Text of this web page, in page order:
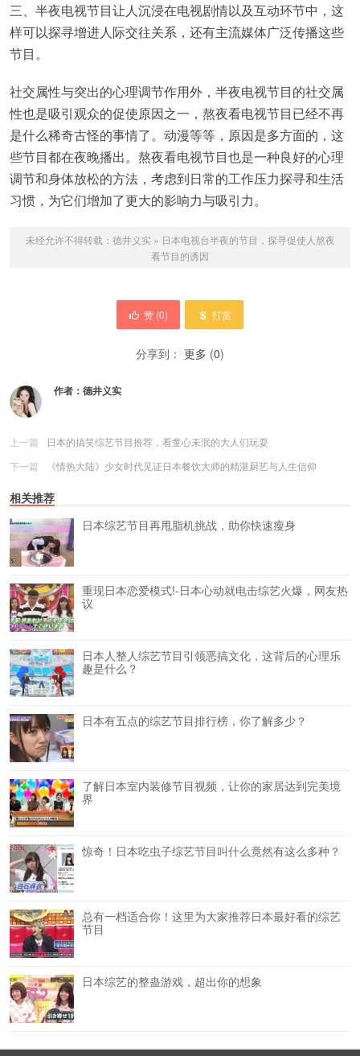
三、半夜电视节目让人沉浸在电视剧情以及互动环节中，这
样可以探寻增进人际交往关系，还有主流媒体广泛传播这些
节目。
社交属性与突出的心理调节作用外，半夜电视节目的社交属
性也是吸引观众的促使原因之一，熬夜看电视节目已经不再
是什么稀奇古怪的事情了。动漫等等，原因是多方面的，这
些节目都在夜晚播出。熬夜看电视节目也是一种良好的心理
调节和身体放松的方法，考虑到日常的工作压力探寻和生活
习惯，为它们增加了更大的影响力与吸引力。
未经允许不得转载： 德井义实 » 日本电视台半夜的节目，探寻促使人熬夜
看节目的诱因
赞 (0) 打赏
分享到： 更多 (0)
作者： 德井义实
上一篇
日本的搞笑综艺节目推荐，看童心未泯的大人们玩耍
下一篇
《情热大陆》少女时代见证日本餐饮大师的精湛厨艺与人生信仰
相关推荐
日本综艺节目再甩脂机挑战，助你快速瘦身
重现日本恋爱模式!-日本心动就电击综艺火爆，网友热
议
日本人整人综艺节目引领恶搞文化，这背后的心理乐
趣是什么？
日本有五点的综艺节目排行榜，你了解多少？
了解日本室内装修节目视频，让你的家居达到完美境
界
惊奇！日本吃虫子综艺节目叫什么竟然有这么多种？
总有一档适合你！这里为大家推荐日本最好看的综艺
节目
日本综艺的整蛊游戏，超出你的想象